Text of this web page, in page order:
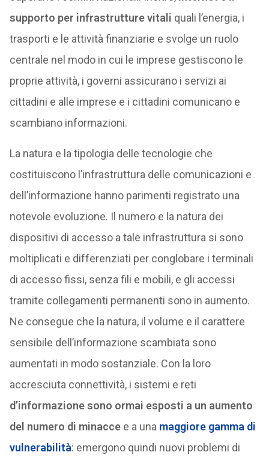
supporto per infrastrutture vitali quali l’energia, i
trasporti e le attività finanziarie e svolge un ruolo
centrale nel modo in cui le imprese gestiscono le
proprie attività, i governi assicurano i servizi ai
cittadini e alle imprese e i cittadini comunicano e
scambiano informazioni.
La natura e la tipologia delle tecnologie che
costituiscono l’infrastruttura delle comunicazioni e
dell’informazione hanno parimenti registrato una
notevole evoluzione. Il numero e la natura dei
dispositivi di accesso a tale infrastruttura si sono
moltiplicati e differenziati per conglobare i terminali
di accesso fissi, senza fili e mobili, e gli accessi
tramite collegamenti permanenti sono in aumento.
Ne consegue che la natura, il volume e il carattere
sensibile dell’informazione scambiata sono
aumentati in modo sostanziale. Con la loro
accresciuta connettività, i sistemi e reti
d’informazione sono ormai esposti a un aumento
del numero di minaccee a una maggiore gamma di
vulnerabilità: emergono quindi nuovi problemi di